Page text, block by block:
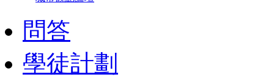
問答
學徒計劃